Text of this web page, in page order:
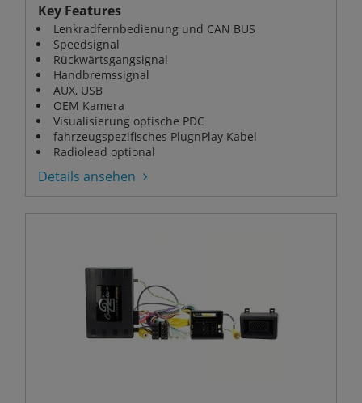
Key Features
Lenkradfernbedienung und CAN BUS
Speedsignal
Rückwärtsgangsignal
Handbremssignal
AUX, USB
OEM Kamera
Visualisierung optische PDC
fahrzeugspezifisches PlugnPlay Kabel
Radiolead optional
Details ansehen